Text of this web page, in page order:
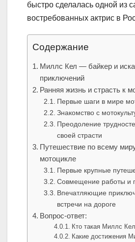
быстро сделалась одной из
востребованных актрис в
Содержание
Миллс Кел — байкер и
приключений
Ранняя жизнь и страсть к
Первые шаги в мире
Знакомство с
Преодоление
своей страсти
Путешествие по всему
мотоцикле
Первые крупные
Совмещение работы и
Впечатляющие
встречи на дороге
Вопрос-ответ:
Кто такая Миллс
Какие достижения